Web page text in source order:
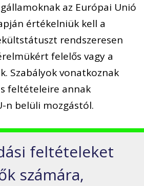
az Európai Unió
értékelniük kell a
rendszeresen
felelős vagy a
Szabályok vonatkoznak
feltételeire annak
n belüli mozgástól.
feltételeket
számára,